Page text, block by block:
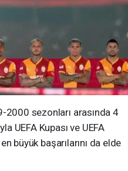
sezonları arasında 4
UEFA Kupası ve UEFA
büyük başarılarını da elde